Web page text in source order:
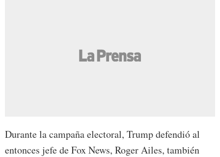
Durante la campaña electoral, Trump defendió al
entonces jefe de Fox News, Roger Ailes, también